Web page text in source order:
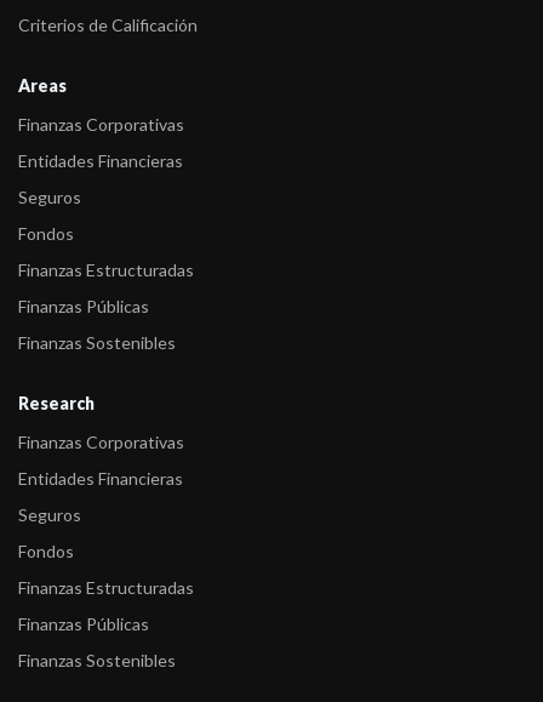
Criterios de Calificación
Areas
Finanzas Corporativas
Entidades Financieras
Seguros
Fondos
Finanzas Estructuradas
Finanzas Públicas
Finanzas Sostenibles
Research
Finanzas Corporativas
Entidades Financieras
Seguros
Fondos
Finanzas Estructuradas
Finanzas Públicas
Finanzas Sostenibles